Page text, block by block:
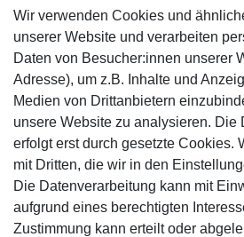
Sicher einkaufen
Mitglied
Wir verwenden Cookies und
unserer Website und verarbeiten
Daten von Besucher:innen unserer
Adresse), um z.B. Inhalte und
Medien von Drittanbietern
unsere Website zu analysieren. Die
erfolgt erst durch gesetzte Cookies.
mit Dritten, die wir in den
Die Datenverarbeitung kann mit
aufgrund eines berechtigten
Zustimmung kann erteilt oder